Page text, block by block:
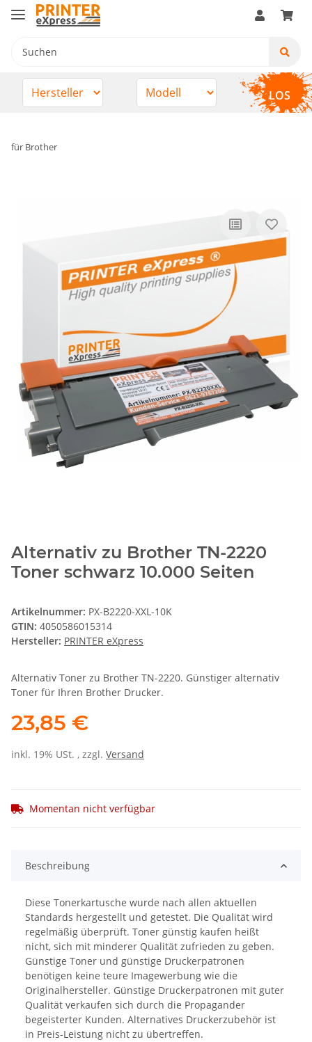
LOS
für Brother
Alternativ zu Brother TN-2220
Toner schwarz 10.000 Seiten
Artikelnummer: PX-B2220-XXL-10K
GTIN: 4050586015314
Hersteller: PRINTER eXpress
Alternativ Toner zu Brother TN-2220. Günstiger alternativ
Toner für Ihren Brother Drucker.
23,85 €
inkl. 19% USt. , zzgl. Versand
Momentan nicht verfügbar
Beschreibung
Diese Tonerkartusche wurde nach allen aktuellen
Standards hergestellt und getestet. Die Qualität wird
regelmäßig überprüft. Toner günstig kaufen heißt
nicht, sich mit minderer Qualität zufrieden zu geben.
Günstige Toner und günstige Druckerpatronen
benötigen keine teure Imagewerbung wie die
Originalhersteller. Günstige Druckerpatronen mit guter
Qualität verkaufen sich durch die Propagander
begeisterter Kunden. Alternatives Druckerzubehör ist
in Preis-Leistung nicht zu übertreffen.